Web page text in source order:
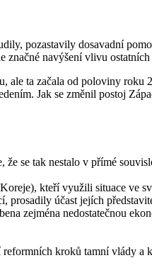
pozastavily dosavadní
značné navýšení vlivu
ale ta začala od poloviny roku
Jak se změnil postoj
se tak nestalo v přímé
kteří využili situace ve
účast jejích
zejména nedostatečnou
reformních kroků tamní vlády a